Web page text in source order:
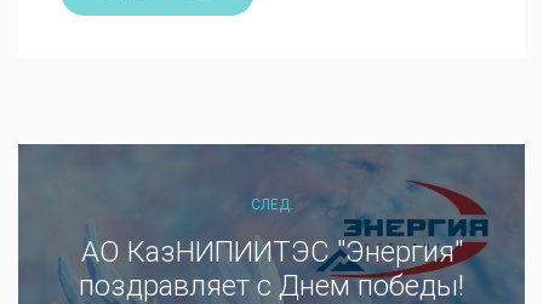
СЛЕД.
АО КазНИПИИТЭС "Энергия"
поздравляет с Днем победы!